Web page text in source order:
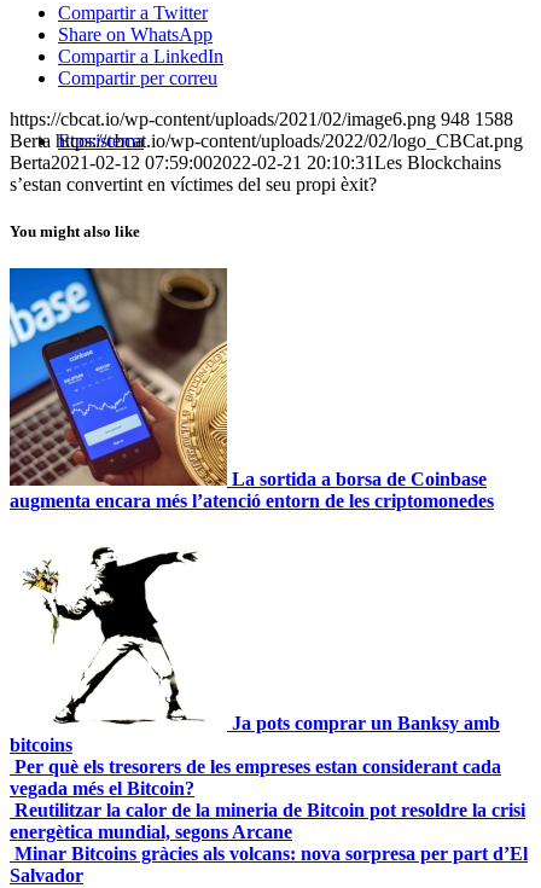
Ecosistema
Projectes
Compartir a Twitter
Share on WhatsApp
Compartir a LinkedIn
Compartir per correu
https://cbcat.io/wp-content/uploads/2021/02/image6.png 948 1588
Berta https://cbcat.io/wp-content/uploads/2022/02/logo_CBCat.png
Berta2021-02-12 07:59:002022-02-21 20:10:31Les Blockchains
s’estan convertint en víctimes del seu propi èxit?
You might also like
La sortida a borsa de Coinbase
augmenta encara més l’atenció entorn de les criptomonedes
Ja pots comprar un Banksy amb
bitcoins
Per què els tresorers de les empreses estan considerant cada
vegada més el Bitcoin?
Reutilitzar la calor de la mineria de Bitcoin pot resoldre la crisi
energètica mundial, segons Arcane
Minar Bitcoins gràcies als volcans: nova sorpresa per part d’El
Salvador